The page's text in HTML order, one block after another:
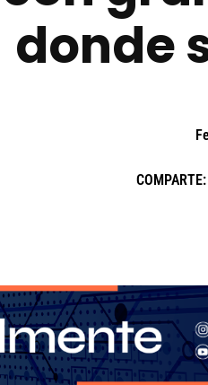
donde
COMPARTE: